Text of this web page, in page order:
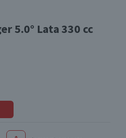
5.0° Lata 330 cc